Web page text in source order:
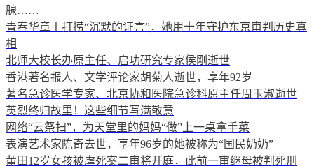
腺……
青春华章丨打捞“沉默的证言”，她用十年守护东京审判历史真
相
北师大校长办原主任、启功研究专家侯刚逝世
香港著名报人、文学评论家胡菊人逝世，享年92岁
著名急诊医学专家、北京协和医院急诊科原主任周玉淑逝世
英烈终归故里！这些细节写满敬意
网络“云祭扫”，为天堂里的妈妈“做”上一桌拿手菜
表演艺术家陈奇去世，享年96岁的她被称为“国民奶奶”
莆田12岁女孩被虐死案二审将开庭，此前一审继母被判死刑